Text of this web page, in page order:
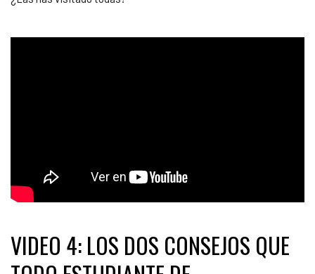
VIDEO 4: LOS DOS CONSEJOS QUE